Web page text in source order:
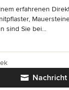
erfahrenen
sind Sie bei...
Nachricht